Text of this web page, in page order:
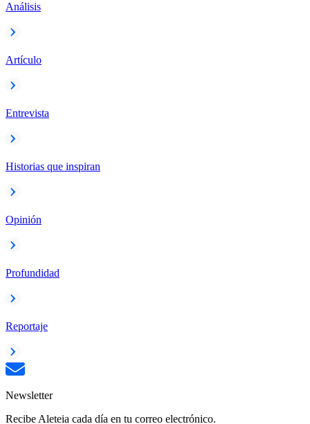
Análisis
Artículo
Entrevista
Historias que inspiran
Opinión
Profundidad
Reportaje
Newsletter
Recibe Aleteia cada día en tu correo electrónico.